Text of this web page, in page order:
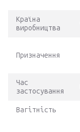
Країна
виробництва
Призначення
Час
застосування
Вагітність